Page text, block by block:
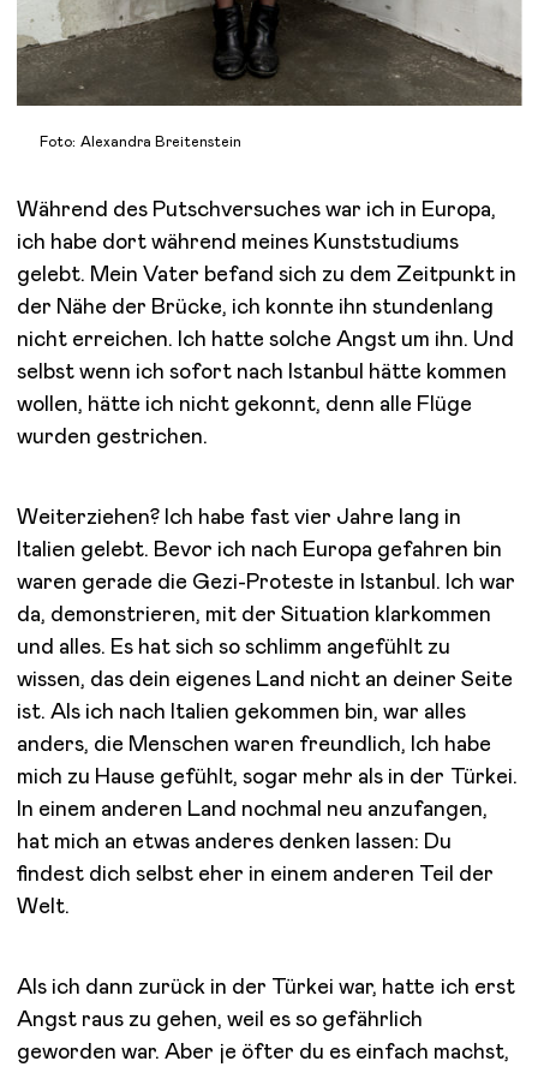
Foto: Alexandra Breitenstein
Während des Putschversuches war ich in Europa,
ich habe dort während meines Kunststudiums
gelebt. Mein Vater befand sich zu dem Zeitpunkt in
der Nähe der Brücke, ich konnte ihn stundenlang
nicht erreichen. Ich hatte solche Angst um ihn. Und
selbst wenn ich sofort nach Istanbul hätte kommen
wollen, hätte ich nicht gekonnt, denn alle Flüge
wurden gestrichen.
Weiterziehen?Ich habe fast vier Jahre lang in
Italien gelebt. Bevor ich nach Europa gefahren bin
waren gerade die Gezi-Proteste in Istanbul. Ich war
da, demonstrieren, mit der Situation klarkommen
und alles. Es hat sich so schlimm angefühlt zu
wissen, das dein eigenes Land nicht an deiner Seite
ist. Als ich nach Italien gekommen bin, war alles
anders, die Menschen waren freundlich, Ich habe
mich zu Hause gefühlt, sogar mehr als in der Türkei.
In einem anderen Land nochmal neu anzufangen,
hat mich an etwas anderes denken lassen: Du
findest dich selbst eher in einem anderen Teil der
Welt.
Als ich dann zurück in der Türkei war, hatte ich erst
Angst raus zu gehen, weil es so gefährlich
geworden war. Aber je öfter du es einfach machst,